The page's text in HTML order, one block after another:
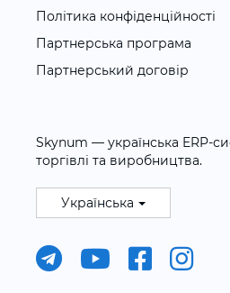
Політика конфіденційності
Партнерська програма
Партнерський договір
Skynum — українська ERP-
торгівлі та виробництва.
Українська